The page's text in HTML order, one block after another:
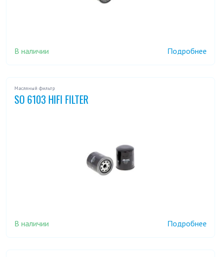
В наличии Подробнее
Масляный фильтр
SO 6103 HIFI FILTER
В наличии Подробнее